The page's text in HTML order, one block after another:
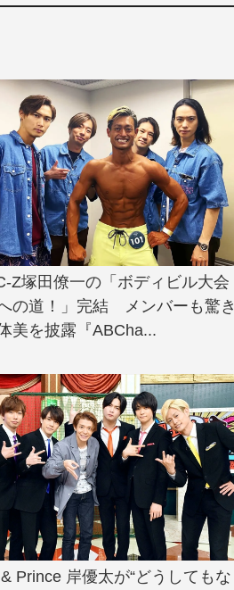
Z塚田僚一の「ボディビル大会
の道！」完結 メンバーも驚き
美を披露『ABCha...
Prince 岸優太が“どうしてもな